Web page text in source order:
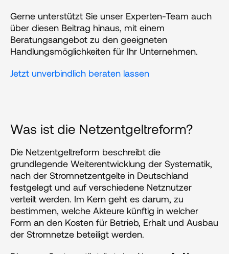
Gerne unterstützt Sie unser Experten-Team auch
über diesen Beitrag hinaus, mit einem
Beratungsangebot zu den geeigneten
Handlungsmöglichkeiten für Ihr Unternehmen.
Jetzt unverbindlich beraten lassen
Was ist die Netzentgeltreform?
Die Netzentgeltreform beschreibt die
grundlegende Weiterentwicklung der Systematik,
nach der Stromnetzentgelte in Deutschland
festgelegt und auf verschiedene Netznutzer
verteilt werden. Im Kern geht es darum, zu
bestimmen, welche Akteure künftig in welcher
Form an den Kosten für Betrieb, Erhalt und Ausbau
der Stromnetze beteiligt werden.